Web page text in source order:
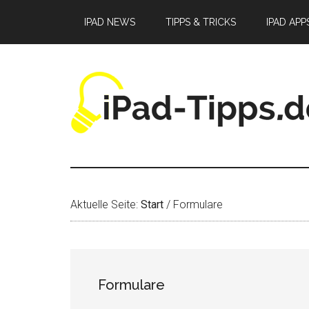
springen
springen
springen
IPAD NEWS TIPPS & TRICKS IPAD
Aktuelle Seite: Start / Formulare
Formulare